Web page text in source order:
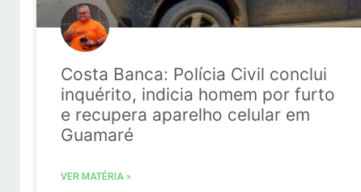
Costa Banca: Polícia Civil conclui
inquérito, indicia homem por furto
e recupera aparelho celular em
Guamaré
VER MATÉRIA »